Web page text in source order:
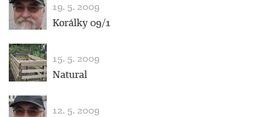
19. 5. 2009
Korálky 09/1
15. 5. 2009
Natural
12. 5. 2009